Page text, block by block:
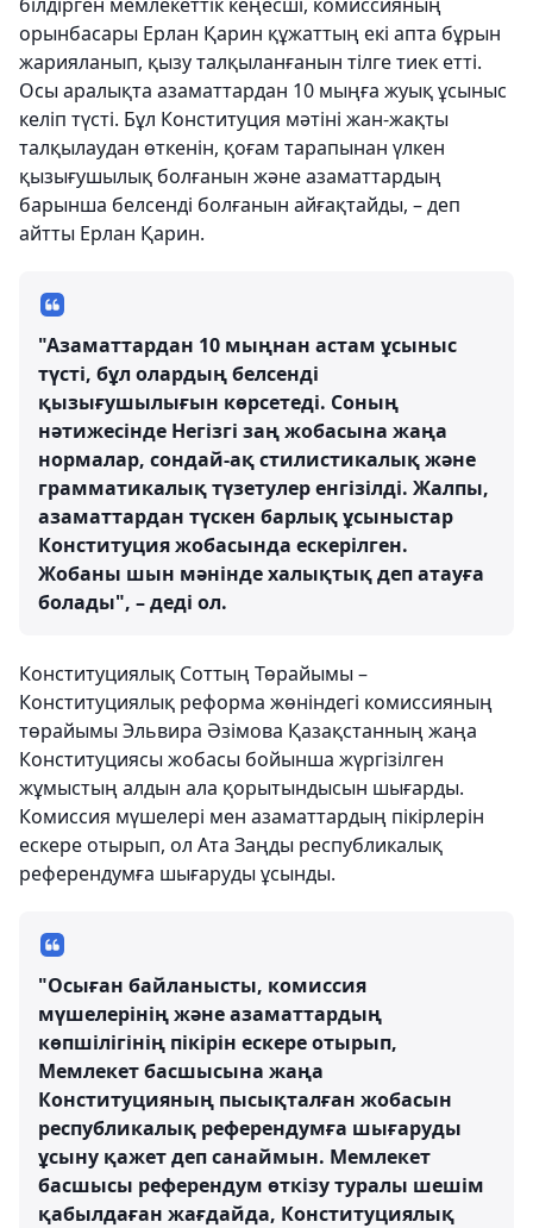
орынбасары Ерлан Қарин құжаттың екі апта бұрын
жарияланып, қызу талқыланғанын тілге тиек етті.
Осы аралықта азаматтардан 10 мыңға жуық ұсыныс
келіп түсті. Бұл Конституция мәтіні жан-жақты
талқылаудан өткенін, қоғам тарапынан үлкен
қызығушылық болғанын және азаматтардың
барынша белсенді болғанын айғақтайды, – деп
айтты Ерлан Қарин.
"Азаматтардан 10 мыңнан астам ұсыныс
түсті, бұл олардың белсенді
қызығушылығын көрсетеді. Соның
нәтижесінде Негізгі заң жобасына жаңа
нормалар, сондай-ақ стилистикалық және
грамматикалық түзетулер енгізілді. Жалпы,
азаматтардан түскен барлық ұсыныстар
Конституция жобасында ескерілген.
Жобаны шын мәнінде халықтық деп атауға
болады", – деді ол.
Конституциялық Соттың Төрайымы –
Конституциялық реформа жөніндегі комиссияның
төрайымы Эльвира Әзімова Қазақстанның жаңа
Конституциясы жобасы бойынша жүргізілген
жұмыстың алдын ала қорытындысын шығарды.
Комиссия мүшелері мен азаматтардың пікірлерін
ескере отырып, ол Ата Заңды республикалық
референдумға шығаруды ұсынды.
"Осыған байланысты, комиссия
мүшелерінің және азаматтардың
көпшілігінің пікірін ескере отырып,
Мемлекет басшысына жаңа
Конституцияның пысықталған жобасын
республикалық референдумға шығаруды
ұсыну қажет деп санаймын. Мемлекет
басшысы референдум өткізу туралы шешім
қабылдаған жағдайда, Конституциялық